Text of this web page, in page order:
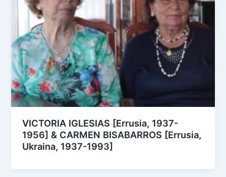
VICTORIA IGLESIAS [Errusia, 1937-
1956] & CARMEN BISABARROS [Errusia,
Ukraina, 1937-1993]